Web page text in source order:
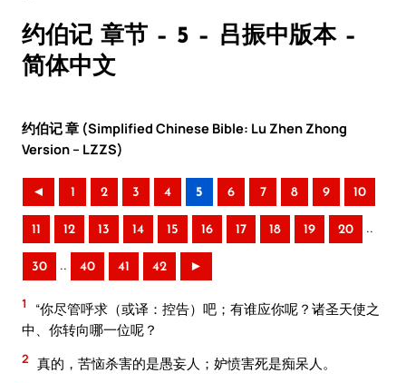
约伯记 章节 – 5 – 吕振中版本 –
简体中文
约伯记 章 (Simplified Chinese Bible: Lu Zhen Zhong
Version – LZZS)
◄ 1 2 3 4 5 6 7 8 9 10
11 12 13 14 15 16 17 18 19 20 ..
30 .. 40 41 42 ►
1
“你尽管呼求（或译：控告）吧；有谁应你呢？诸圣天使之
中、你转向哪一位呢？
2 真的，苦恼杀害的是愚妄人；妒愤害死是痴呆人。